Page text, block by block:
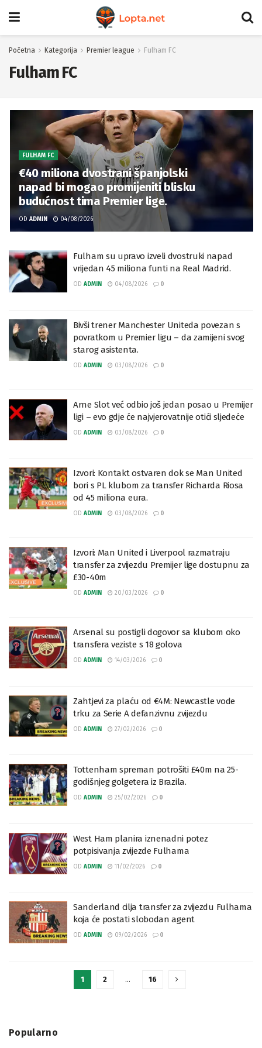
Početna Kategorija Premier league Fulham FC
Fulham FC
FULHAM FC
€40 miliona dvostrani španjolski
napad bi mogao promijeniti blisku
budućnost tima Premier lige.
OD ADMIN 04/08/2026
Fulham su upravo izveli dvostruki napad
vrijedan 45 miliona funti na Real Madrid.
OD ADMIN 04/08/2026 0
Bivši trener Manchester Uniteda povezan s
povratkom u Premier ligu – da zamijeni svog
starog asistenta.
OD ADMIN 03/08/2026 0
Arne Slot već odbio još jedan posao u Premijer
ligi – evo gdje će najvjerovatnije otići sljedeće
OD ADMIN 03/08/2026 0
Izvori: Kontakt ostvaren dok se Man United
bori s PL klubom za transfer Richarda Riosa
od 45 miliona eura.
OD ADMIN 03/08/2026 0
Izvori: Man United i Liverpool razmatraju
transfer za zvijezdu Premijer lige dostupnu za
£30-40m
OD ADMIN 20/03/2026 0
Arsenal su postigli dogovor sa klubom oko
transfera veziste s 18 golova
OD ADMIN 14/03/2026 0
Zahtjevi za plaću od €4M: Newcastle vode
trku za Serie A defanzivnu zvijezdu
OD ADMIN 27/02/2026 0
Tottenham spreman potrošiti £40m na 25-
godišnjeg golgetera iz Brazila.
OD ADMIN 25/02/2026 0
West Ham planira iznenadni potez
potpisivanja zvijezde Fulhama
OD ADMIN 11/02/2026 0
Sanderland cilja transfer za zvijezdu Fulhama
koja će postati slobodan agent
OD ADMIN 09/02/2026 0
1 2 … 16
Popularno